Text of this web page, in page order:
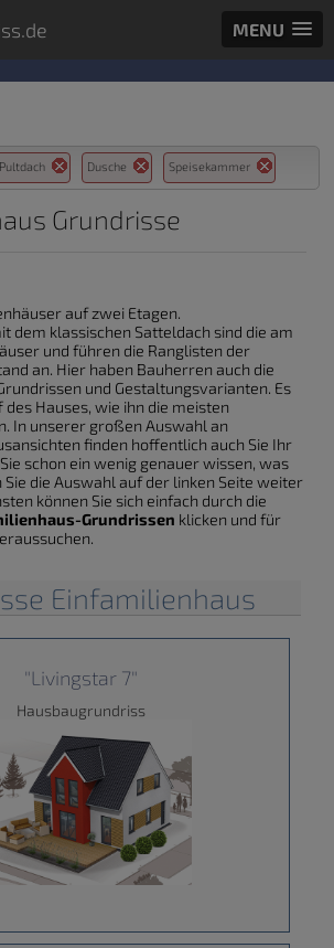
MENU
Pultdach Dusche Speisekammer
Grundrisse
auf zwei Etagen.
dem klassischen Satteldach sind die am
und führen die Ranglisten der
an. Hier haben Bauherren auch die
und Gestaltungsvarianten. Es
Hauses, wie ihn die meisten
In unserer großen Auswahl an
finden hoffentlich auch Sie Ihr
schon ein wenig genauer wissen, was
Sie die Auswahl auf der linken Seite weiter
können Sie sich einfach durch die
Grundrissen klicken und für
Einfamilienhaus
"Livingstar 7"
Hausbaugrundriss